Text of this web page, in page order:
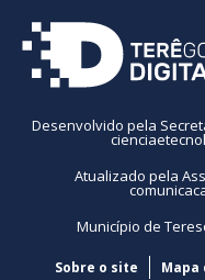
Desenvolvido pela
Atualizado pela
Município de
Sobre o site Mapa